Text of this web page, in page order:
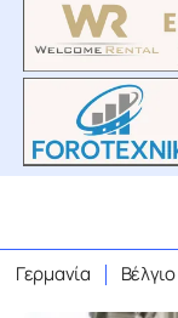
Γερμανία Βέλγιο